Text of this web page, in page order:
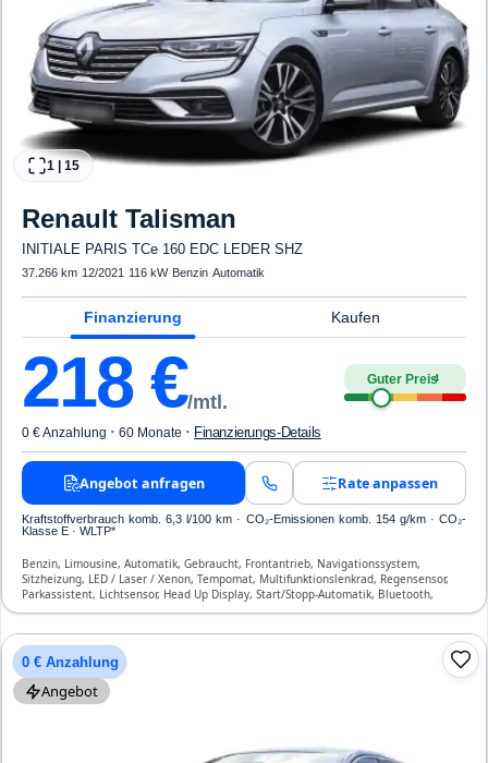
1 15
Renault Talisman
INITIALE PARIS TCe 160 EDC LEDER SHZ
37.266 km· 12/2021 · 116 kW· Benzin·Automatik
Finanzierung Kaufen
218€/mtl.
Guter Preis4
0 € Anzahlung · 60 Monate · Finanzierungs-Details
Angebot anfragen Rate anpassen
Kraftstoffverbrauch komb. 6,3 l/100 km · CO₂-Emissionen komb. 154 g/km · CO₂-
Klasse E · WLTP*
Benzin, Limousine, Automatik, Gebraucht, Frontantrieb, Navigationssystem,
Sitzheizung, LED / Laser / Xenon, Tempomat, Multifunktionslenkrad, Regensensor,
Parkassistent, Lichtsensor, Head Up Display, Start/Stopp-Automatik, Bluetooth,
Freisprecheinrichtung, Verkehrszeichen-Erkennung, ESP, ABS, Klimatisierung, Front-,
0 € Anzahlung
Angebot